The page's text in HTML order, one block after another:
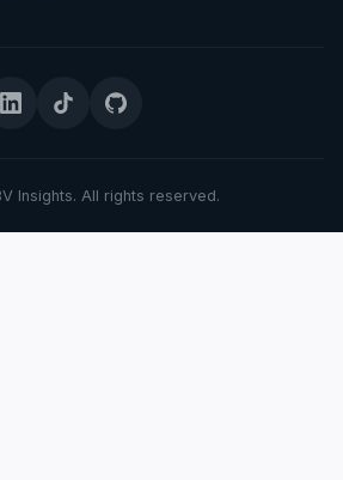
Insights. All rights reserved.